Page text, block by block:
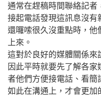
通常在趕稿時間聯絡記
接起電話發現這訊息沒有
還囉嗦很久沒重點時，
上來。
這對於良好的媒體關係來
因此平時就要先了解各
者他們方便接電話、看簡
如此在溝通上，才會更加